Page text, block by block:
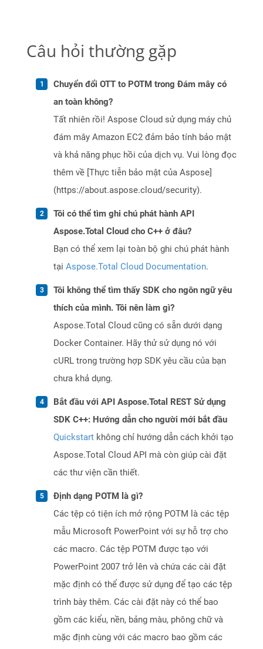
Câu hỏi thường gặp
Chuyển đổi OTT to POTM trong Đám mây có
an toàn không?
Tất nhiên rồi! Aspose Cloud sử dụng máy chủ
đám mây Amazon EC2 đảm bảo tính bảo mật
và khả năng phục hồi của dịch vụ. Vui lòng đọc
thêm về [Thực tiễn bảo mật của Aspose]
(https://about.aspose.cloud/security).
Tôi có thể tìm ghi chú phát hành API
Aspose.Total Cloud cho C++ ở đâu?
Bạn có thể xem lại toàn bộ ghi chú phát hành
tại Aspose.Total Cloud Documentation.
Tôi không thể tìm thấy SDK cho ngôn ngữ yêu
thích của mình. Tôi nên làm gì?
Aspose.Total Cloud cũng có sẵn dưới dạng
Docker Container. Hãy thử sử dụng nó với
cURL trong trường hợp SDK yêu cầu của bạn
chưa khả dụng.
Bắt đầu với API Aspose.Total REST Sử dụng
SDK C++: Hướng dẫn cho người mới bắt đầu
Quickstart không chỉ hướng dẫn cách khởi tạo
Aspose.Total Cloud API mà còn giúp cài đặt
các thư viện cần thiết.
Định dạng POTM là gì?
Các tệp có tiện ích mở rộng POTM là các tệp
mẫu Microsoft PowerPoint với sự hỗ trợ cho
các macro. Các tệp POTM được tạo với
PowerPoint 2007 trở lên và chứa các cài đặt
mặc định có thể được sử dụng để tạo các tệp
trình bày thêm. Các cài đặt này có thể bao
gồm các kiểu, nền, bảng màu, phông chữ và
mặc định cùng với các macro bao gồm các